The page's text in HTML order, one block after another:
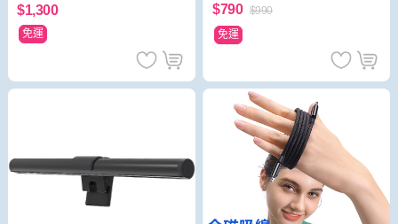
$1,300
免運
$790 $990
免運